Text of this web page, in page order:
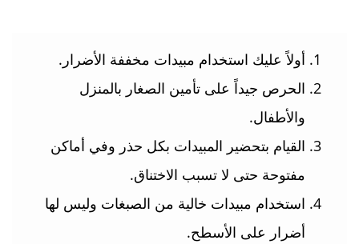
أولاً عليك استخدام مبيدات مخففة الأضرار.
الحرص جيداً على تأمين الصغار بالمنزل
والأطفال.
القيام بتحضير المبيدات بكل حذر وفي أماكن
مفتوحة حتى لا تسبب الاختناق.
استخدام مبيدات خالية من الصبغات وليس لها
أضرار على الأسطح.